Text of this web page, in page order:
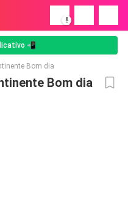
!
📲
Bom dia
Bom dia